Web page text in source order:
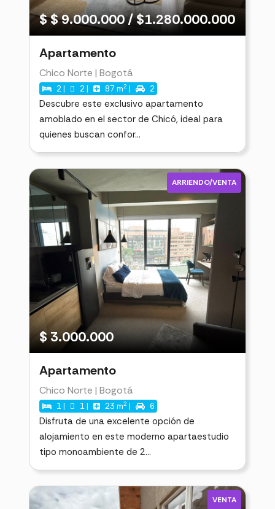
$ $ 9.000.000 / $1.280.000.000
Apartamento
Chico Norte | Bogotá
2 | 2 | 87 m2 | 2
Descubre este exclusivo apartamento
amoblado en el sector de Chicó, ideal para
quienes buscan confor...
ARRIENDO/VENTA
$ 3.000.000
Apartamento
Chico Norte | Bogotá
1 | 1 | 23 m2 | 6
Disfruta de una excelente opción de
alojamiento en este moderno apartaestudio
tipo monoambiente de 2...
VENTA